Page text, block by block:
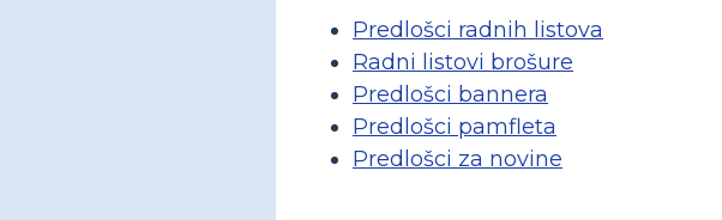
Predlošci radnih listova
Radni listovi brošure
Predlošci bannera
Predlošci pamfleta
Predlošci za novine